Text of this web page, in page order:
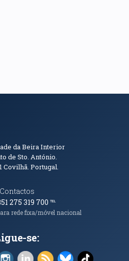
Contacto
da Beira Interior
de Sto. António.
Covilhã. Portugal.
Contactos
275 319 700℡
rede fixa/móvel nacional
se:
em nova janela)
nova janela)
(abre em nova janela)
Instagram (abre em nova janela)
LinkedIn (abre em nova
RSS (abre em nova
Bluesky (abre
TikTok